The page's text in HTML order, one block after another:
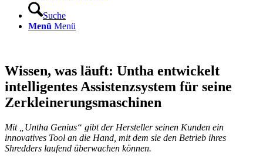
Suche
Menü Menü
Wissen, was läuft: Untha entwickelt
intelligentes Assistenzsystem für seine
Zerkleinerungsmaschinen
Mit „Untha Genius“ gibt der Hersteller seinen Kunden ein
innovatives Tool an die Hand, mit dem sie den Betrieb ihres
Shredders laufend überwachen können.